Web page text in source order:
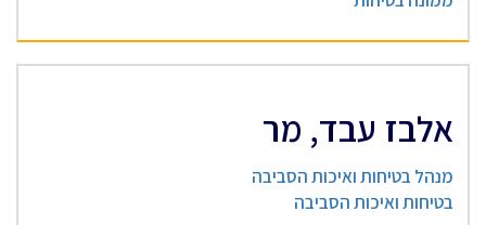
אלבז עבד, מר
מנהל בטיחות ואיכות הסביבה
בטיחות ואיכות הסביבה